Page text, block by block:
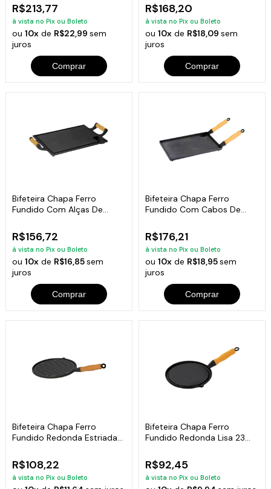
R$213,77
à vista no Pix ou Boleto
ou10x de R$22,99sem
juros
Comprar
R$168,20
à vista no Pix ou Boleto
ou 10xde R$18,09 sem
juros
Comprar
Bifeteira Chapa Ferro
Fundido Com Alças De
R$156,72
à vista no Pix ou Boleto
ou10x de R$16,85sem
juros
Comprar
Bifeteira Chapa Ferro
Fundido Com Cabos De
R$176,21
à vista no Pix ou Boleto
ou 10xde R$18,95sem
juros
Comprar
Bifeteira Chapa Ferro
Fundido Redonda Estriada
R$108,22
à vista no Pix ou Boleto
Bifeteira Chapa Ferro
Fundido Redonda Lisa 23
R$92,45
à vista no Pix ou Boleto